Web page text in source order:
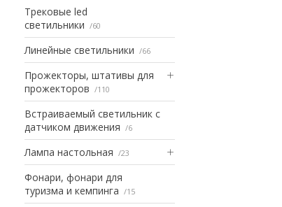
Трековые led
светильники
60
Линейные светильники 66
Прожекторы, штативы для
прожекторов
110
Встраиваемый светильник с
датчиком движения
6
Лампа настольная 23
Фонари, фонари для
туризма и кемпинга
15